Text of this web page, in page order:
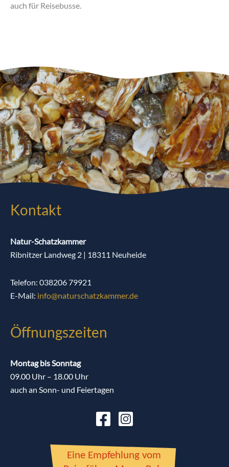
auch für Reisebusse.
Kontakt
Natur-Schatzkammer
Ribnitzer Landweg 2 | 18311 Neuheide
Telefon: 038206 79921
E-Mail: info@naturschatzkammer.de
Öffnungszeiten
Montag bis Sonntag
09.00 Uhr – 18.00 Uhr
auch an Sonn- und Feiertagen